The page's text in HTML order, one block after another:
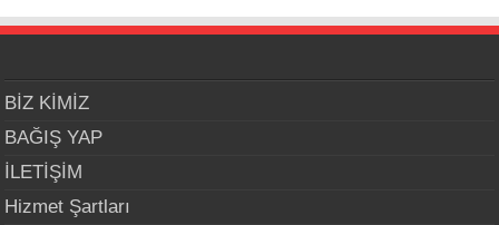
BİZ KİMİZ
BAĞIŞ YAP
İLETİŞİM
Hizmet Şartları